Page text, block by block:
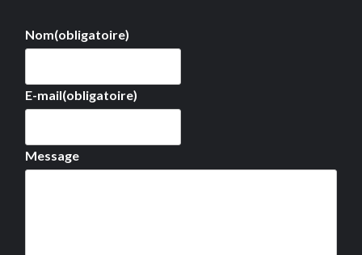
Nom(obligatoire)
E-mail(obligatoire)
Message